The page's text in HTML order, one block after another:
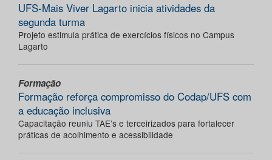
UFS-Mais Viver Lagarto inicia atividades da
segunda turma
Projeto estimula prática de exercícios físicos no Campus
Lagarto
Formação
Formação reforça compromisso do Codap/UFS com
a educação inclusiva
Capacitação reuniu TAE’s e terceirizados para fortalecer
práticas de acolhimento e acessibilidade